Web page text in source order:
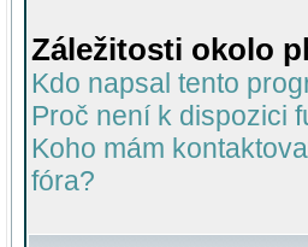
Záležitosti okolo
Kdo napsal tento
Proč není k dispozici
Koho mám
fóra?